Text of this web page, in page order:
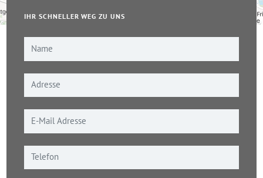
© OpenStreetMap-Mitwirkende
IHR SCHNELLER WEG ZU UNS